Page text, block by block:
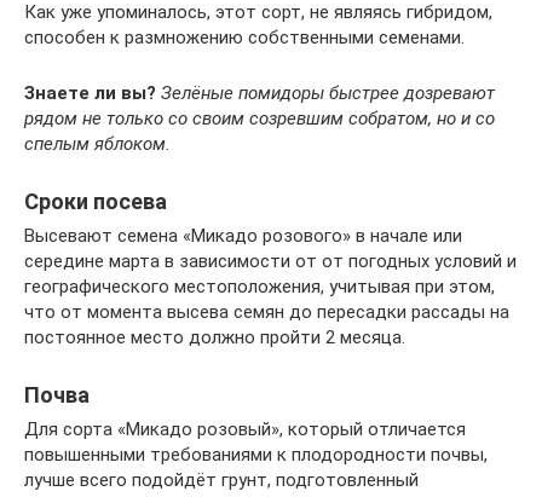
Как уже упоминалось, этот сорт, не являясь гибридом,
способен к размножению собственными семенами.
Знаете ли вы? Зелёные помидоры быстрее дозревают
рядом не только со своим созревшим собратом, но и со
спелым яблоком.
Сроки посева
Высевают семена «Микадо розового» в начале или
середине марта в зависимости от от погодных условий и
географического местоположения, учитывая при этом,
что от момента высева семян до пересадки рассады на
постоянное место должно пройти 2 месяца.
Почва
Для сорта «Микадо розовый», который отличается
повышенными требованиями к плодородности почвы,
лучше всего подойдёт грунт, подготовленный